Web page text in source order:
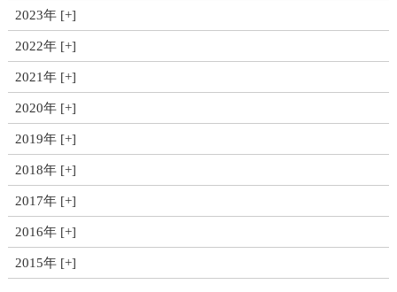
2023年
2022年
2021年
2020年
2019年
2018年
2017年
2016年
2015年